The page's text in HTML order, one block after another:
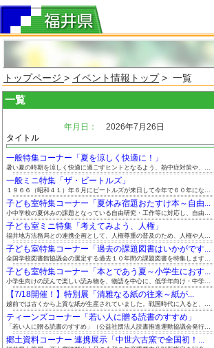
トップページ > イベント情報トップ> 一覧
一覧
年月日：
2026年7月26日
タイトル
一般特集コーナー「夏を涼しく快適に！」
暑い夏の時期を涼しく快適に過ごすヒントとなるよう、熱中症対策や、...
一般ミニ特集「ザ・ビートルズ」
１９６６（昭和４１）年６月にビートルズが来日して今年で６０年にな...
子ども室特集コーナー「夏休み宿題おたすけ本～自由...
小中学校の夏休みの課題となっている自由研究・工作等に対応し、自由...
子ども室ミニ特集「考えてみよう、人権」
福井地方法務局との連携企画として、人権尊重の普及のため、人権や人...
子ども室特集コーナー「過去の課題図書はいかがです...
全国学校図書館協議会の選定する過去１０年間の課題図書を特集します...
子ども室特集コーナー「本とであう夏～小学生におす...
小学生向けの読んで楽しい読み物を、物語を中心に、低学年向け・中学...
【7/18開催！】特別展「清雅なる紙の往来～紙が...
越前では古くから上質な紙が生産されていました。戦国時代に入ると、...
ティーンズコーナー「若い人に贈る読書のすすめ」
「若い人に贈る読書のすすめ」（公益社団法人読書推進運動協議会発行...
郷土資料コーナー 連携展示「中世六古窯で全国初！...